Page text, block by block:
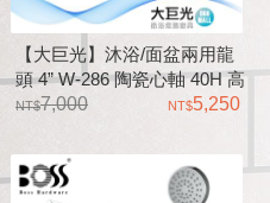
【大巨光】沐浴/面盆兩用龍
頭 4” W-286 陶瓷心軸 40H 高
腳 搭配單段式蓮蓬頭 全套零
7,000 5,250